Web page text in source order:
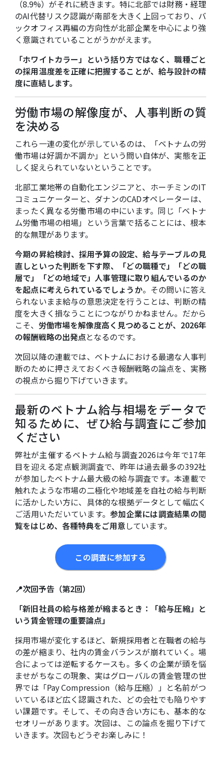
（8.9%）がそれに続きます。特に北部では財務・経理
のAI代替リスク認識が南部を大きく上回っており、バ
ックオフィス再編の方向性が北部企業を中心により強
く意識されていることがうかがえます。
「ホワイトカラー」という括り方ではなく、職種ごと
の採用温度差を正確に把握することが、給与設計の精
度に直結します。
労働市場の解像度が、人事判断の質
を決める
これら一連の変化が示しているのは、「ベトナムの労
働市場は好調か不調か」という問い自体が、実態を正
しく捉えられていないということです。
北部工業地帯の自動化エンジニアと、ホーチミンのIT
コミュニケーターと、ダナンのCADオペレーターは、
まったく異なる労働市場の中にいます。同じ「ベトナ
ム労働市場の相場」という言葉で括ることには、根本
的な無理があります。
今期の昇給検討、採用予算の設定、給与テーブルの見
直しといった判断を下す際、「どの職種で」「どの職
層で」「どの地域で」人事管理に取り組んでいるのか
を起点に考えられているでしょうか。その問いに答え
られないまま給与の意思決定を行うことは、判断の精
度を大きく損なうことにつながりかねません。だから
こそ、 労働市場を解像度高く見つめることが、2026年
の報酬戦略の出発点となるのです。
次回以降の連載では、ベトナムにおける最適な人事判
断のために押さえておくべき報酬戦略の論点を、実務
の視点から掘り下げていきます。
最新のベトナム給与相場をデータで
知るために、ぜひ給与調査にご参加
ください
弊社が主催するベトナム給与調査2026は今年で17年
目を迎える定点観測調査で、昨年は過去最多の392社
が参加したベトナム最大級の給与調査です。本連載で
触れたような市場の二極化や地域差を自社の給与判断
に活かしたい方に、具体的な根拠データとして幅広く
ご活用いただいています。参加企業には調査結果の閲
覧をはじめ、各種特典をご用意しています。
この調査に参加する
📍次回予告（第2回）
「新旧社員の給与格差が縮まるとき：「給与圧縮」と
いう賃金管理の重要論点」
採用市場が変化するほど、新規採用者と在職者の給与
の差が縮まり、社内の賃金バランスが崩れていく。場
合によっては逆転するケースも。多くの企業が頭を悩
ませがちなこの現象、実はグローバルの賃金管理の世
界では「Pay Compression（給与圧縮）」と名前がつ
いているほど広く認識された、どの会社でも陥りやす
い課題です。そして、その向き合い方にも、基本的な
セオリーがあります。次回は、この論点を掘り下げて
いきます。次回もどうぞお楽しみに！